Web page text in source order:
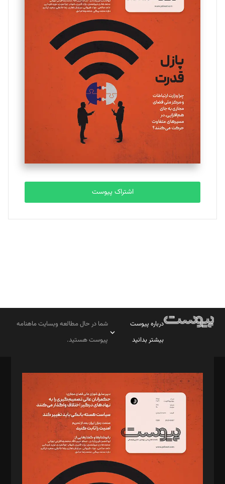
مینا پاکدل
یسنا امان‌پور
تحریریه
ملینا جعفری
تحریریه
مصطفی مسجدی آرانی
تحریریه
بابک نقاش
تحریریه
اشتراک پیوست
درباره پیوست
بیشتر بدانید
شما در حال مطالعه وبسایت ماهنامه
پیوست هستید.
مدیر مسئول: محمدباقر اثنی‌عشری
سردبیر: مهرک محمودی
دبیر تحریریه: میثم قاسمی
د‌بیر ناداستان: سمانه سمیع
د‌بیر خدمت و تجارت: ابوالفضل رجبی
د‌بیر حقوق فناوری: حسام‌الدین ایپکچی
د‌بیر پیوست جهان: مینا پاکدل
د‌بیر تحریریه آنلاین: بابک نقاش